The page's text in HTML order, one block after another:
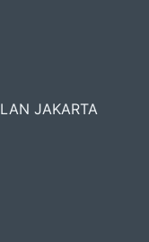
JAKARTA